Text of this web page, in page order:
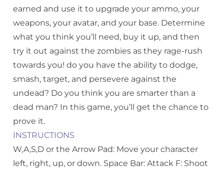
earned and use it to upgrade your ammo, your
weapons, your avatar, and your base. Determine
what you think you’ll need, buy it up, and then
try it out against the zombies as they rage-rush
towards you! do you have the ability to dodge,
smash, target, and persevere against the
undead? Do you think you are smarter than a
dead man? In this game, you’ll get the chance to
prove it.
INSTRUCTIONS
W,A,S,D or the Arrow Pad: Move your character
left, right, up, or down. Space Bar: Attack F: Shoot